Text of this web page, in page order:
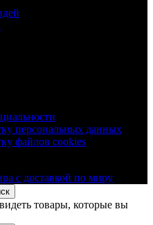
персональных данных
файлов cookies
с доставкой по миру
товары, которые вы